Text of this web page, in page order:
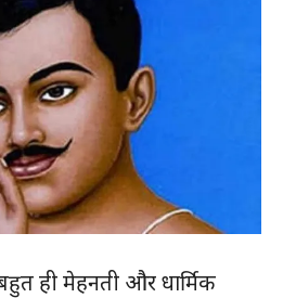
ही मेहनती और धार्मिक